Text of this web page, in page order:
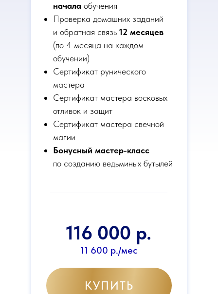
КУПИТЬ
116 000 р.
11 600 р./мес
начала обучения
Проверка домашних заданий
и обратная связь 12 месяцев
(по 4 месяца на каждом
обучении)
Сертификат рунического
мастера
Сертификат мастера восковых
отливок и защит
Сертификат мастера свечной
магии
Бонусный мастер-класс
по созданию ведьминых бутылей